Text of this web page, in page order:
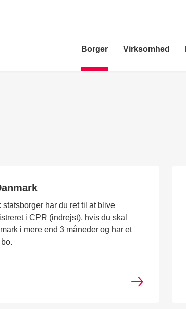
Borger Virksomhed
statsborger har du ret til at blive
i CPR (indrejst), hvis du skal
i mere end 3 måneder og har et